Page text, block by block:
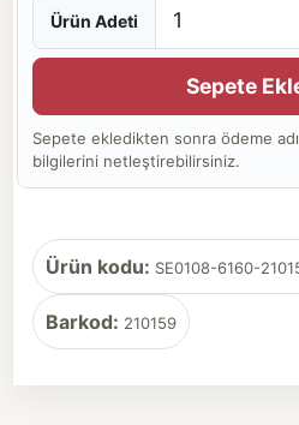
Ürün Adeti
Sepete
Sepete ekledikten sonra ödeme
bilgilerini netleştirebilirsiniz.
Ürün kodu: SE0108-6160-
Barkod: 210159